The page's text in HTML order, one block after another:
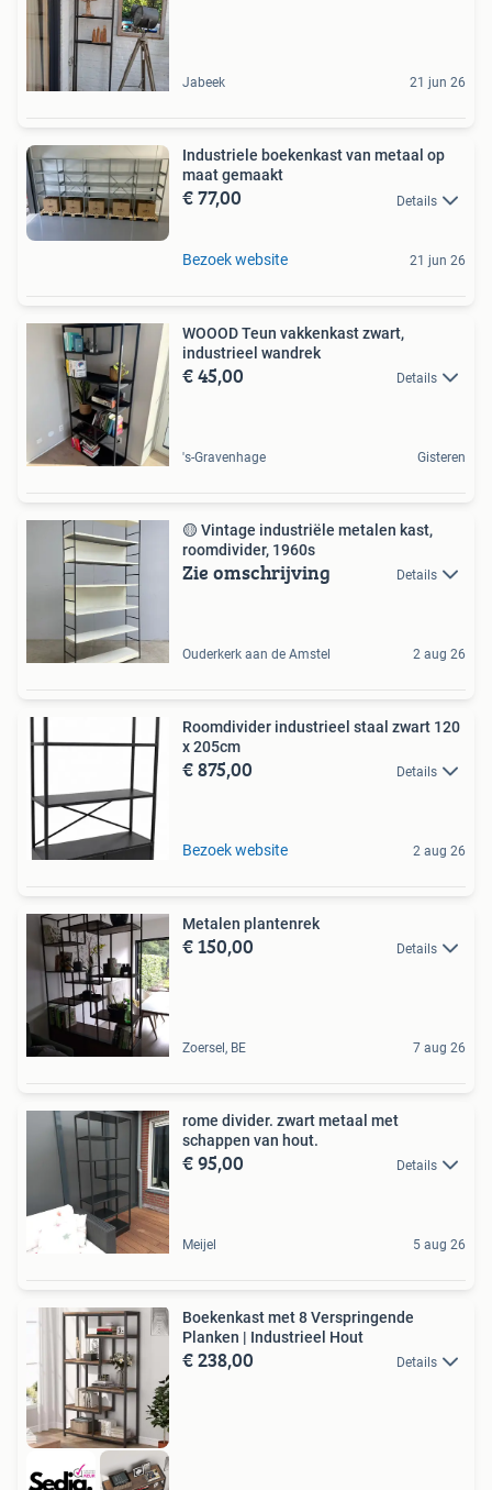
Jabeek 21 jun 26
Industriele boekenkast van metaal op
maat gemaakt
€ 77,00 Details
Bezoek website 21 jun 26
WOOOD Teun vakkenkast zwart,
industrieel wandrek
€ 45,00 Details
's-Gravenhage Gisteren
🟡 Vintage industriële metalen kast,
roomdivider, 1960s
Zie omschrijving Details
Ouderkerk aan de Amstel 2 aug 26
Roomdivider industrieel staal zwart 120
x 205cm
€ 875,00 Details
Bezoek website 2 aug 26
Metalen plantenrek
€ 150,00 Details
Zoersel, BE 7 aug 26
rome divider. zwart metaal met
schappen van hout.
€ 95,00 Details
Meijel 5 aug 26
Boekenkast met 8 Verspringende
Planken | Industrieel Hout
€ 238,00 Details